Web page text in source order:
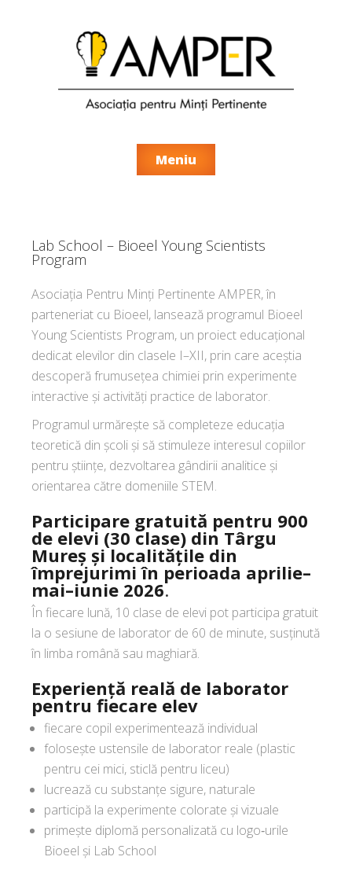
Meniu
Lab School – Bioeel Young Scientists
Program
Asociația Pentru Minți Pertinente AMPER,în
parteneriat cu Bioeel, lansează programul Bioeel
Young Scientists Program, un proiect educațional
dedicat elevilor din clasele I–XII, prin care aceștia
descoperă frumusețea chimiei prin experimente
interactive și activități practice de laborator.
Programul urmărește să completeze educația
teoretică din școli și să stimuleze interesul copiilor
pentru științe, dezvoltarea gândirii analitice și
orientarea către domeniile STEM.
Participare gratuită pentru 900
de elevi (30 clase) din Târgu
Mureș și localitățile din
împrejurimi în perioada aprilie–
mai–iunie 2026.
În fiecare lună, 10 clase de elevi pot participa gratuit
la o sesiune de laborator de 60 de minute, susținută
în limba română sau maghiară.
Experiență reală de laborator
pentru fiecare elev
fiecare copil experimentează individual
folosește ustensile de laborator reale (plastic
pentru cei mici, sticlă pentru liceu)
lucrează cu substanțe sigure, naturale
participă la experimente colorate și vizuale
primește diplomă personalizată cu logo‑urile
Bioeel și Lab School